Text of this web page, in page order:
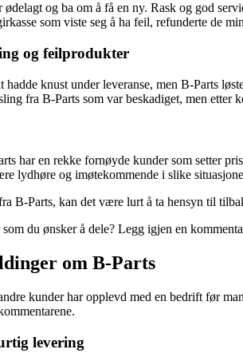
og ba om å få en ny. Rask og god
som viste seg å ha feil, refunderte de
og feilprodukter
hadde knust under leveranse, men B-Parts
fra B-Parts som var beskadiget, men
har en rekke fornøyde kunder som setter
lydhøre og imøtekommende i slike
B-Parts, kan det være lurt å ta hensyn til
du ønsker å dele? Legg igjen en
om B-Parts
kunder har opplevd med en bedrift før
levering